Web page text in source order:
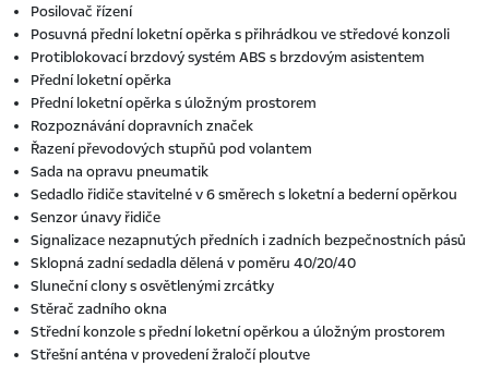
Posilovač řízení
Posuvná přední loketní opěrka s přihrádkou ve středové konzoli
Protiblokovací brzdový systém ABS s brzdovým asistentem
Přední loketní opěrka
Přední loketní opěrka s úložným prostorem
Rozpoznávání dopravních značek
Řazení převodových stupňů pod volantem
Sada na opravu pneumatik
Sedadlo řidiče stavitelné v 6 směrech s loketní a bederní opěrkou
Senzor únavy řidiče
Signalizace nezapnutých předních i zadních bezpečnostních pásů
Sklopná zadní sedadla dělená v poměru 40/20/40
Sluneční clony s osvětlenými zrcátky
Stěrač zadního okna
Střední konzole s přední loketní opěrkou a úložným prostorem
Střešní anténa v provedení žraločí ploutve